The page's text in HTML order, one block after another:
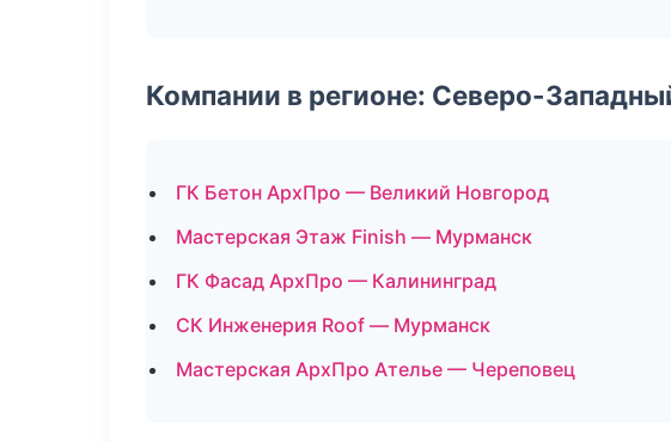
Компании в регионе: Северо-
ГК Бетон АрхПро — Великий Новгород
Мастерская Этаж Finish — Мурманск
ГК Фасад АрхПро — Калининград
СК Инженерия Roof — Мурманск
Мастерская АрхПро Ателье — Череповец